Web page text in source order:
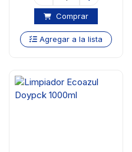
Comprar
Agregar a la lista